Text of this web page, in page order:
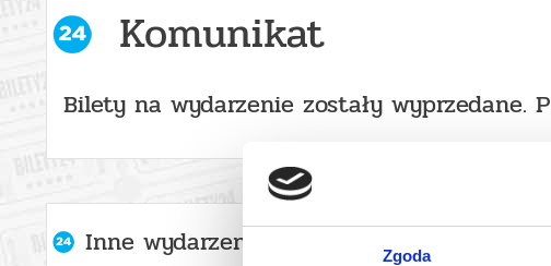
Zgoda
Komunikat
Bilety na wydarzenie zostały
Inne wydarzenia organizatora